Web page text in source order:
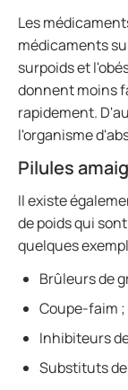
Les
médicaments
surpoids et
donnent moins
rapidement.
l'organisme
Pilules
Il existe
de poids qui
quelques
Brûleurs de
Coupe-faim ;
Inhibiteurs
Substituts